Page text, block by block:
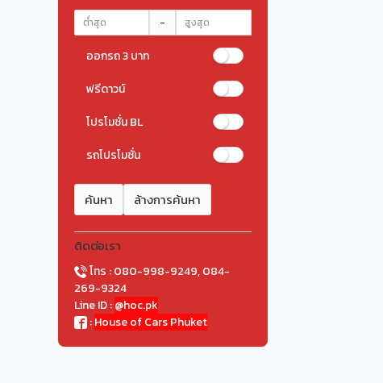
-
ออกรถ 3 บาท
ฟรีดาวน์
โปรโมชั่น BL
รถโปรโมชั่น
ค้นหา ล้างการค้นหา
ติดต่อเรา
โทร : 080-998-9249, 084-
269-9324
Line ID :@hoc.pk
:House of Cars Phuket